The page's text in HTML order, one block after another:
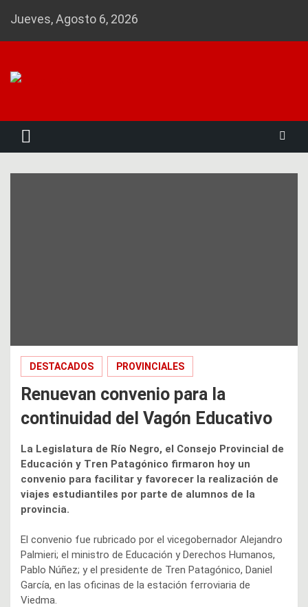
Jueves, Agosto 6, 2026
DESTACADOS PROVINCIALES
Renuevan convenio para la
continuidad del Vagón Educativo
La Legislatura de Río Negro, el Consejo Provincial de
Educación y Tren Patagónico firmaron hoy un
convenio para facilitar y favorecer la realización de
viajes estudiantiles por parte de alumnos de la
provincia.
El convenio fue rubricado por el vicegobernador Alejandro
Palmieri; el ministro de Educación y Derechos Humanos,
Pablo Núñez; y el presidente de Tren Patagónico, Daniel
García, en las oficinas de la estación ferroviaria de
Viedma.